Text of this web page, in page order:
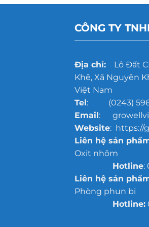
CÔNG TY
Địa chỉ:Lô Đất
Khê, Xã Nguyên
Việt Nam
Tel: (0243) 596
Email:
Website: https://
Liên hệ sản
Oxit nhôm
Hotline:
Liên hệ sản
Phòng phun bi
Hotline: